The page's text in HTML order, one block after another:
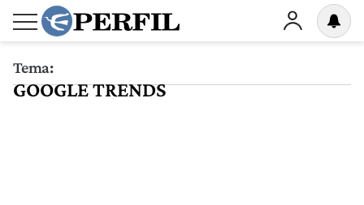
Tema:
GOOGLE TRENDS